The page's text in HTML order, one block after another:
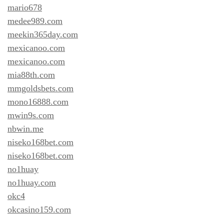
mario678
medee989.com
meekin365day.com
mexicanoo.com
mexicanoo.com
mia88th.com
mmgoldsbets.com
mono16888.com
mwin9s.com
nbwin.me
niseko168bet.com
niseko168bet.com
no1huay
no1huay.com
okc4
okcasino159.com